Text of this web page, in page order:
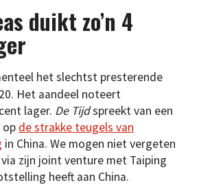
duikt zo’n 4
het slechtst presterende
Het aandeel noteert
lager. De Tijdspreekt van een
de strakke teugels van
in China. We mogen niet vergeten
zijn joint venture met Taiping
heeft aan China.